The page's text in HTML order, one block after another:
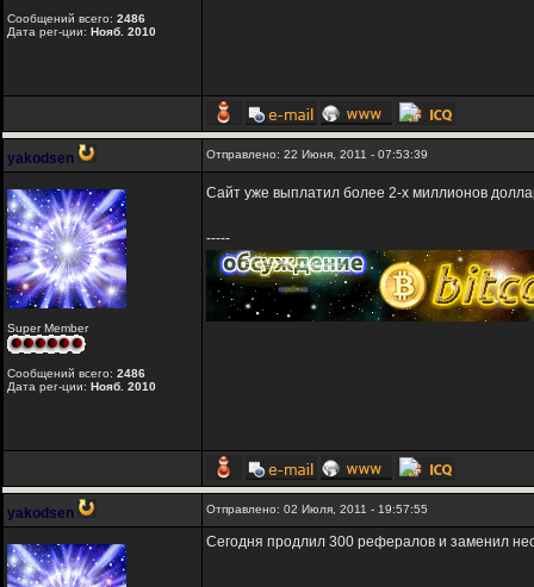
Сообщений всего: 2486
Дата рег-ции: Нояб. 2010
yakodsen Отправлено: 22 Июня, 2011 - 07:53:39
Super Member
Сообщений всего: 2486
Дата рег-ции: Нояб. 2010
Сайт уже выплатил более 2-х миллионов
-----
yakodsen Отправлено: 02 Июля, 2011 - 19:57:55
Сегодня продлил 300 рефералов и заменил